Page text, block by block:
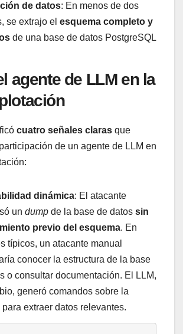
de datos: En menos de dos
se extrajo el esquema completo y
de una base de datos PostgreSQL
agente de LLM en la
cuatro señales claras que
de un agente de LLM en
dinámica: El atacante
un dump de la base de datos sin
previo del esquema. En
típicos, un atacante manual
conocer la estructura de la base
o consultar documentación. El LLM,
generó comandos sobre la
para extraer datos relevantes.